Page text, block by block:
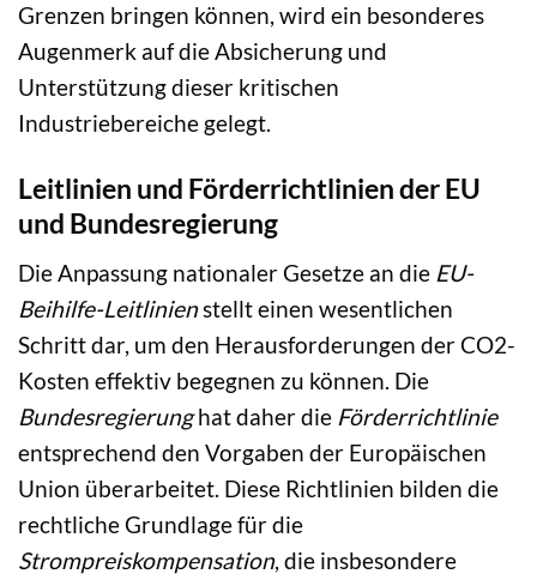
Grenzen bringen können, wird ein besonderes
Augenmerk auf die Absicherung und
Unterstützung dieser kritischen
Industriebereiche gelegt.
Leitlinien und Förderrichtlinien der EU
und Bundesregierung
Die Anpassung nationaler Gesetze an die EU-
Beihilfe-Leitlinienstellt einen wesentlichen
Schritt dar, um den Herausforderungen der CO2-
Kosten effektiv begegnen zu können. Die
Bundesregierunghat daher die Förderrichtlinie
entsprechend den Vorgaben der Europäischen
Union überarbeitet. Diese Richtlinien bilden die
rechtliche Grundlage für die
Strompreiskompensation, die insbesondere